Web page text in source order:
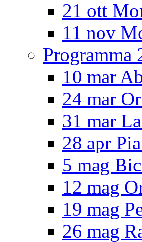
21 ott
11 nov
Programma
10 mar
24 mar
31 mar
28 apr
5 mag
12 mag
19 mag
26 mag